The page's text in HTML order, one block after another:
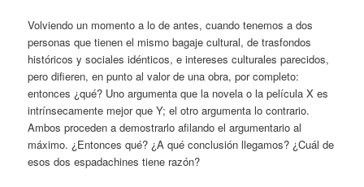
Volviendo un momento a lo de antes, cuando tenemos a dos
personas que tienen el mismo bagaje cultural, de trasfondos
históricos y sociales idénticos, e intereses culturales parecidos,
pero difieren, en punto al valor de una obra, por completo:
entonces ¿qué? Uno argumenta que la novela o la película X es
intrínsecamente mejor que Y; el otro argumenta lo contrario.
Ambos proceden a demostrarlo afilando el argumentario al
máximo. ¿Entonces qué? ¿A qué conclusión llegamos? ¿Cuál de
esos dos espadachines tiene razón?